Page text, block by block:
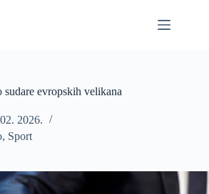
evropskih velikana
2026.
, Sport